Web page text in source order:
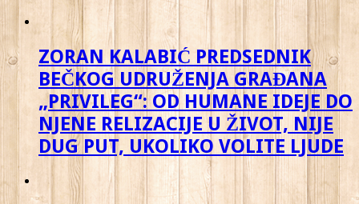
ZORAN KALABIĆ PREDSEDNIK
BEČKOG UDRUŽENJA GRAĐANA
„PRIVILEG“: OD HUMANE IDEJE DO
NJENE RELIZACIJE U ŽIVOT, NIJE
DUG PUT, UKOLIKO VOLITE LJUDE